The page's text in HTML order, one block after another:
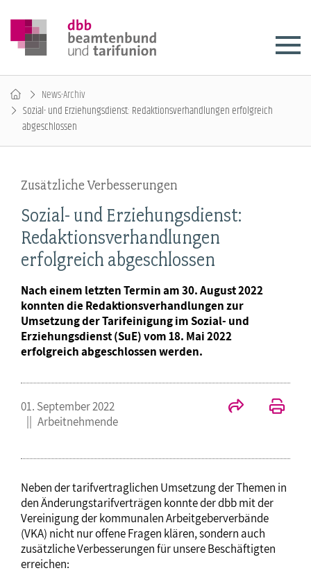
News-Archiv
Sozial- und Erziehungsdienst: Redaktionsverhandlungen erfolgreich
abgeschlossen
Zusätzliche Verbesserungen
Sozial- und Erziehungsdienst:
Redaktionsverhandlungen
erfolgreich abgeschlossen
Nach einem letzten Termin am 30. August 2022
konnten die Redaktionsverhandlungen zur
Umsetzung der Tarifeinigung im Sozial- und
Erziehungsdienst (SuE) vom 18. Mai 2022
erfolgreich abgeschlossen werden.
01. September 2022
Arbeitnehmende
Neben der tarifvertraglichen Umsetzung der Themen in
den Änderungstarifverträgen konnte der dbb mit der
Vereinigung der kommunalen Arbeitgeberverbände
(VKA) nicht nur offene Fragen klären, sondern auch
zusätzliche Verbesserungen für unsere Beschäftigten
erreichen: